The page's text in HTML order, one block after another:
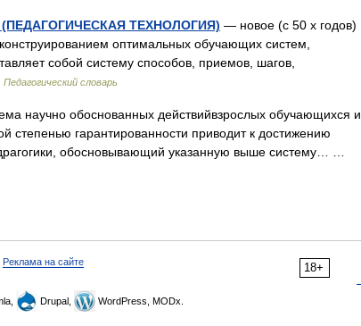
ТЕХНОЛОГИЯ) — новое (с 50 х годов)
оптимальных обучающих систем,
собой систему способов, приемов, шагов,
Педагогический словарь
научно обоснованных действийвзрослых обучающихся и
степенью гарантированности приводит к достижению
обосновывающий указанную выше систему… …
18+
Реклама на сайте
Drupal, WordPress, MODx.